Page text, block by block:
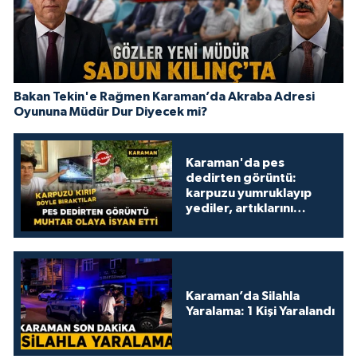
Bakan Tekin'e Rağmen Karaman’da Akraba Adresi
Oyununa Müdür Dur Diyecek mi?
Karaman'da pes
dedirten görüntü:
karpuzu yumruklayıp
yediler, artıklarını
Karaman’da Silahla
Yaralama: 1 Kişi Yaralandı